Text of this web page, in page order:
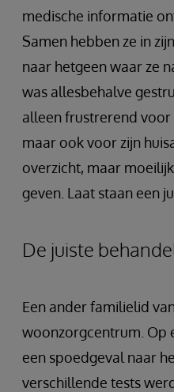
medische informatie
Samen hebben ze in
naar hetgeen waar ze
was allesbehalve
alleen frustrerend voor
maar ook voor zijn
overzicht, maar
geven. Laat staan een
De juiste
Een ander familielid
woonzorgcentrum. Op
een spoedgeval naar
verschillende tests